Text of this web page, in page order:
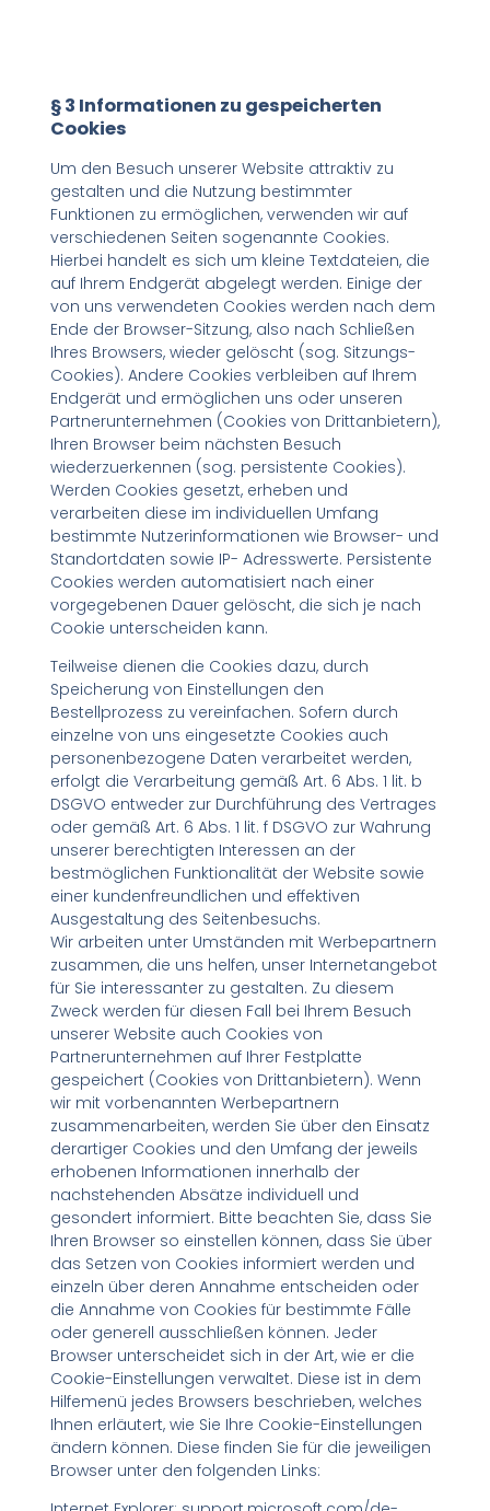
§ 3 Informationen zu gespeicherten
Cookies
Um den Besuch unserer Website attraktiv zu
gestalten und die Nutzung bestimmter
Funktionen zu ermöglichen, verwenden wir auf
verschiedenen Seiten sogenannte Cookies.
Hierbei handelt es sich um kleine Textdateien, die
auf Ihrem Endgerät abgelegt werden. Einige der
von uns verwendeten Cookies werden nach dem
Ende der Browser-Sitzung, also nach Schließen
Ihres Browsers, wieder gelöscht (sog. Sitzungs-
Cookies). Andere Cookies verbleiben auf Ihrem
Endgerät und ermöglichen uns oder unseren
Partnerunternehmen (Cookies von Drittanbietern),
Ihren Browser beim nächsten Besuch
wiederzuerkennen (sog. persistente Cookies).
Werden Cookies gesetzt, erheben und
verarbeiten diese im individuellen Umfang
bestimmte Nutzerinformationen wie Browser- und
Standortdaten sowie IP- Adresswerte. Persistente
Cookies werden automatisiert nach einer
vorgegebenen Dauer gelöscht, die sich je nach
Cookie unterscheiden kann.
Teilweise dienen die Cookies dazu, durch
Speicherung von Einstellungen den
Bestellprozess zu vereinfachen. Sofern durch
einzelne von uns eingesetzte Cookies auch
personenbezogene Daten verarbeitet werden,
erfolgt die Verarbeitung gemäß Art. 6 Abs. 1 lit. b
DSGVO entweder zur Durchführung des Vertrages
oder gemäß Art. 6 Abs. 1 lit. f DSGVO zur Wahrung
unserer berechtigten Interessen an der
bestmöglichen Funktionalität der Website sowie
einer kundenfreundlichen und effektiven
Ausgestaltung des Seitenbesuchs.
Wir arbeiten unter Umständen mit Werbepartnern
zusammen, die uns helfen, unser Internetangebot
für Sie interessanter zu gestalten. Zu diesem
Zweck werden für diesen Fall bei Ihrem Besuch
unserer Website auch Cookies von
Partnerunternehmen auf Ihrer Festplatte
gespeichert (Cookies von Drittanbietern). Wenn
wir mit vorbenannten Werbepartnern
zusammenarbeiten, werden Sie über den Einsatz
derartiger Cookies und den Umfang der jeweils
erhobenen Informationen innerhalb der
nachstehenden Absätze individuell und
gesondert informiert. Bitte beachten Sie, dass Sie
Ihren Browser so einstellen können, dass Sie über
das Setzen von Cookies informiert werden und
einzeln über deren Annahme entscheiden oder
die Annahme von Cookies für bestimmte Fälle
oder generell ausschließen können. Jeder
Browser unterscheidet sich in der Art, wie er die
Cookie-Einstellungen verwaltet. Diese ist in dem
Hilfemenü jedes Browsers beschrieben, welches
Ihnen erläutert, wie Sie Ihre Cookie-Einstellungen
ändern können. Diese finden Sie für die jeweiligen
Browser unter den folgenden Links: